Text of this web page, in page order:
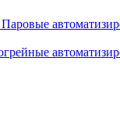
Паровые